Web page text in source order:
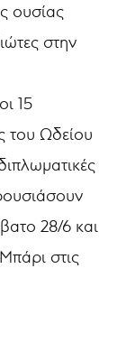
ουσίας
στην
15
του Ωδείου
28/6 και
στις